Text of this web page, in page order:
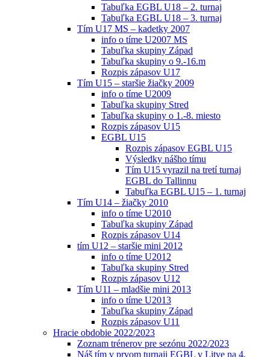
Tabuľka EGBL U18 – 2. turnaj
Tabuľka EGBL U18 – 3. turnaj
Tím U17 MS – kadetky 2007
info o tíme U2007 MS
Tabuľka skupiny Západ
Tabuľka skupiny o 9.-16.m
Rozpis zápasov U17
Tím U15 – staršie žiačky 2009
info o tíme U2009
Tabuľka skupiny Stred
Tabuľka skupiny o 1.-8. miesto
Rozpis zápasov U15
EGBL U15
Rozpis zápasov EGBL U15
Výsledky nášho tímu
Tím U15 vyrazil na tretí turnaj
EGBL do Tallinnu
Tabuľka EGBL U15 – 1. turnaj
Tím U14 – žiačky 2010
info o tíme U2010
Tabuľka skupiny Západ
Rozpis zápasov U14
tím U12 – staršie mini 2012
info o tíme U2012
Tabuľka skupiny Stred
Rozpis zápasov U12
Tím U11 – mladšie mini 2013
info o tíme U2013
Tabuľka skupiny Západ
Rozpis zápasov U11
Hracie obdobie 2022/2023
Zoznam trénerov pre sezónu 2022/2023
Náš tím v prvom turnaji EGBL v Litve na 4.